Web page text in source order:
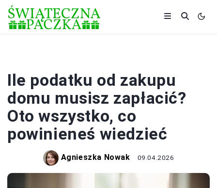
Ile podatku od zakupu
domu musisz zapłacić?
Oto wszystko, co
powinieneś wiedzieć
Agnieszka Nowak 09.04.2026